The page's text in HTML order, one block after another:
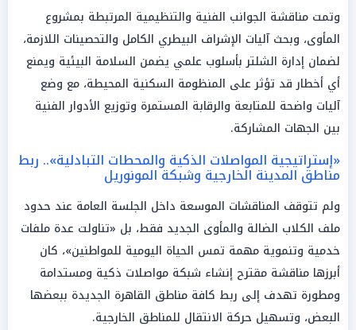
وتمت مناقشة الجوانب الفنية والتنظيمية المرتبطة بمشروع
المأوى، وبحث آليات الإشراف البيطري الكامل والتحصينات اللازمة،
لضمان إدارة الشلتر بأسلوب علمي يضمن السلامة البيئية ويمنع
أي أخطار قد تؤثر على المنظومة السكنية المحيطة، مع وضع
آليات واضحة للمتابعة والرقابة المستمرة وتوزيع الأدوار الفنية
بين الجهات المشاركة.
«إستراتيجية المواصلات الذكية والمحطات التبادلية».. ربط
مناطق المدينة الخارجية وشبكة المونوريل
ولم تتوقف المناقشات الموسعة داخل الجلسة العامة عند حدود
ملف الكلاب الضالة والمأوى الجديد فقط، بل «تناولت عدة ملفات
خدمية وتنموية مهمة تمس الحياة اليومية للمواطنين»، كان
أبرزها مناقشة مقترح إنشاء شبكة مواصلات ذكية ومستدامة
ومطورة تهدف إلى ربط كافة مناطق القاهرة الجديدة ببعضها
البعض، وتسهيل حركة الانتقال للمناطق الخارجية.